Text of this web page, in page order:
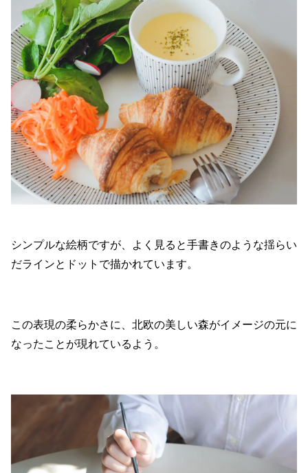
シンプルな絵柄ですが、よく見ると手書きのような揺らい
だラインとドットで描かれています。
この表現の柔らかさに、北欧の美しい森がイメージの元に
なったことが現れているよう。